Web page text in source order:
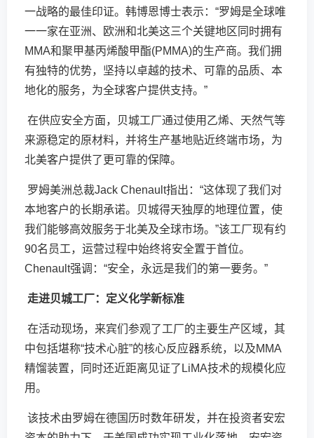
一战略的最佳印证。韩博恩博士表示：“罗姆是全球唯
一一家在亚洲、欧洲和北美这三个关键地区同时拥有
MMA和聚甲基丙烯酸甲酯(PMMA)的生产商。我们拥
有独特的优势，坚持以卓越的技术、可靠的品质、本
地化的服务，为全球客户提供支持。”
在供应安全方面，贝城工厂通过使用乙烯、天然气等
来源稳定的原材料，并将生产基地贴近终端市场，为
北美客户提供了更可靠的保障。
罗姆美洲总裁Jack Chenault指出：“这体现了我们对
本地客户的长期承诺。贝城得天独厚的地理位置，使
我们能够高效服务于北美及全球市场。”该工厂现有约
90名员工，运营过程中始终将安全置于首位。
Chenault强调：“安全，永远是我们的第一要务。”
走进贝城工厂：定义化学新标准
在活动现场，来宾们参观了工厂的主要生产区域，其
中包括堪称“技术心脏”的核心反应器系统，以及MMA
精馏装置，同时还近距离见证了LiMA技术的规模化应
用。
该技术由罗姆在德国历时数年研发，并在投资者安宏